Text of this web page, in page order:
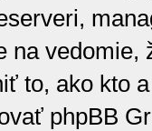
na
to, ako kto
phpBB